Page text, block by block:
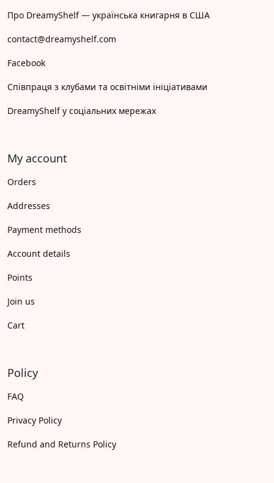
Про DreamyShelf — українська книгарня в США
contact@dreamyshelf.com
Facebook
Співпраця з клубами та освітніми ініціативами
DreamyShelf у соціальних мережах
My account
Orders
Addresses
Payment methods
Account details
Points
Join us
Cart
Policy
FAQ
Privacy Policy
Refund and Returns Policy